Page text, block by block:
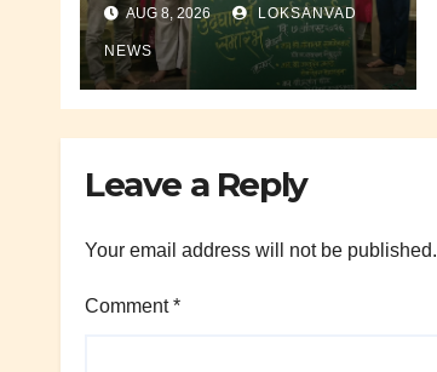
AUG 8, 2026 LOKSANVAD
NEWS
Leave a Reply
Your email address will not be published.
Comment*